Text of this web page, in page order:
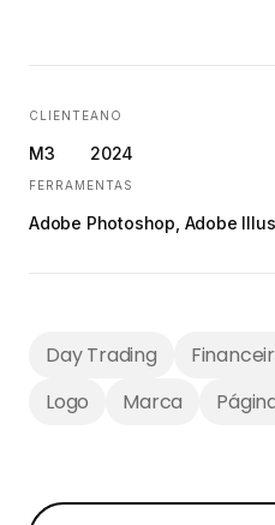
CLIENTE
M3
ANO
2024
FERRAMENTAS
Adobe Photoshop, Adobe
Day Trading
Logo
Marca